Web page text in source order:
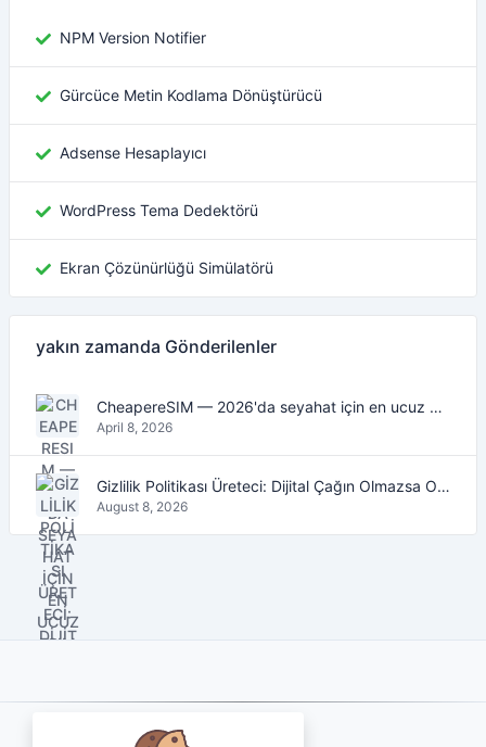
NPM Version Notifier
Gürcüce Metin Kodlama Dönüştürücü
Adsense Hesaplayıcı
WordPress Tema Dedektörü
Ekran Çözünürlüğü Simülatörü
yakın zamanda Gönderilenler
CheapereSIM — 2026'da seyahat için en ucuz eSIM veri planlarını bulun
April 8, 2026
Gizlilik Politikası Üreteci: Dijital Çağın Olmazsa Olmaz Aracı
August 8, 2026